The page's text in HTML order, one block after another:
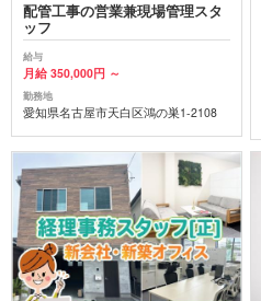
配管工事の営業兼現場管理スタ
ッフ
給与
月給 350,000円 ～
勤務地
愛知県名古屋市天白区鴻の巣1-2108